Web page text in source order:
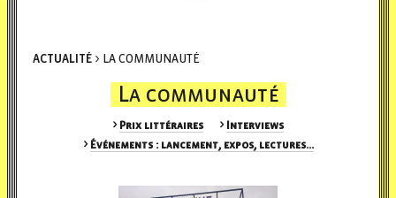
ACTUALITÉ > LA COMMUNAUTÉ
La communauté
Prix littéraires
Interviews
Événements : lancement, expos, lectures...